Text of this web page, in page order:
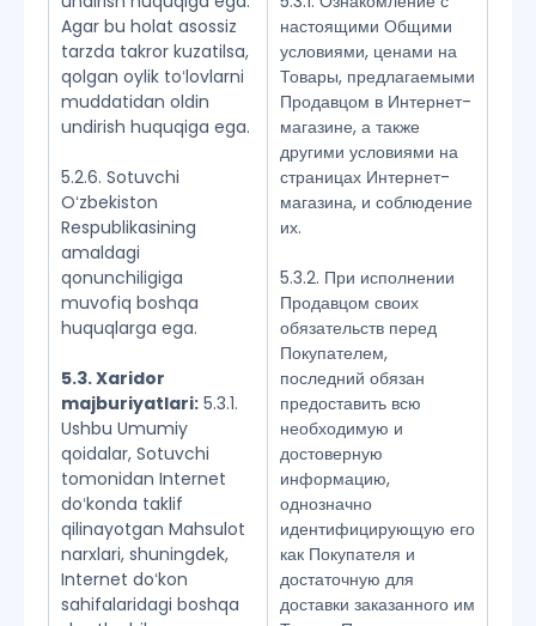
Agar bu holat asossiz
tarzda takror kuzatilsa,
qolgan oylik toʻlovlarni
muddatidan oldin
undirish huquqiga ega.
5.2.6. Sotuvchi
Oʻzbekiston
Respublikasining
amaldagi
qonunchiligiga
muvofiq boshqa
huquqlarga ega.
5.3. Xaridor
majburiyatlari: 5.3.1.
Ushbu Umumiy
qoidalar, Sotuvchi
tomonidan Internet
doʻkonda taklif
qilinayotgan Mahsulot
narxlari, shuningdek,
Internet doʻkon
sahifalaridagi boshqa
настоящими Общими
условиями, ценами на
Товары, предлагаемыми
Продавцом в Интернет-
магазине, а также
другими условиями на
страницах Интернет-
магазина, и соблюдение
их.
5.3.2. При исполнении
Продавцом своих
обязательств перед
Покупателем,
последний обязан
предоставить всю
необходимую и
достоверную
информацию,
однозначно
идентифицирующую его
как Покупателя и
достаточную для
доставки заказанного им